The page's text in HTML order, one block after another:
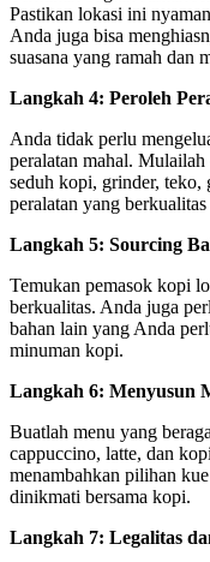
Pastikan lokasi ini
Anda juga bisa
suasana yang ramah dan
Langkah 4: Peroleh
Anda tidak perlu
peralatan mahal. Mulailah
seduh kopi, grinder, teko,
peralatan yang
Langkah 5: Sourcing
Temukan pemasok kopi
berkualitas. Anda juga
bahan lain yang Anda
minuman kopi.
Langkah 6: Menyusun
Buatlah menu yang
cappuccino, latte, dan
menambahkan pilihan
dinikmati bersama kopi.
Langkah 7: Legalitas